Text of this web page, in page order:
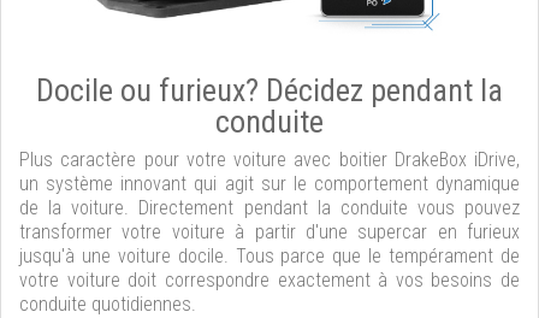
Docile ou furieux? Décidez pendant la
conduite
Plus caractère pour votre voiture avec boitier DrakeBox iDrive,
un système innovant qui agit sur le comportement dynamique
de la voiture. Directement pendant la conduite vous pouvez
transformer votre voiture à partir d'une supercar en furieux
jusqu'à une voiture docile. Tous parce que le tempérament de
votre voiture doit correspondre exactement à vos besoins de
conduite quotidiennes.